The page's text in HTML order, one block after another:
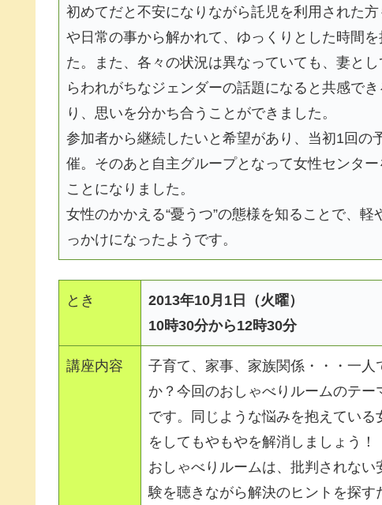
初めてだと不安になりながら託児を利用された
や日常の事から解かれて、ゆっくりとした時間
た。また、各々の状況は異なっていても、妻と
らわれがちなジェンダーの話題になると共感で
り、思いを分かち合うことができました。
参加者から継続したいと希望があり、当初1回の
催。そのあと自主グループとなって女性センタ
ことになりました。
女性のかかえる“憂うつ”の態様を知ることで、軽
っかけになったようです。
とき
2013年10月1日（火曜）
10時30分から12時30分
講座内容
子育て、家事、家族関係・・・一人
か？今回のおしゃべりルームのテー
です。同じような悩みを抱えている
をしてもやもやを解消しましょう！
おしゃべりルームは、批判されない
験を聴きながら解決のヒントを探す